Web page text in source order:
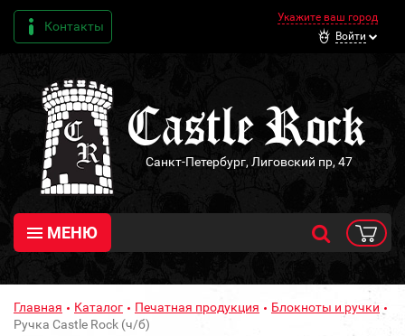
Контакты
Укажите ваш город
Войти
Санкт-Петербург, Лиговский пр, 47
МЕНЮ
Главная Каталог Печатная продукция
Блокноты и ручки
Ручка Castle Rock (ч/б)